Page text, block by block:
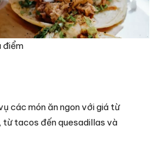
điểm
các món ăn ngon với giá từ
từ tacos đến quesadillas và